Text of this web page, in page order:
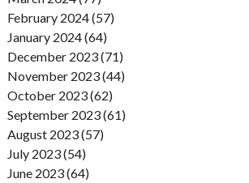
February 2024 (57)
January 2024 (64)
December 2023 (71)
November 2023 (44)
October 2023 (62)
September 2023 (61)
August 2023 (57)
July 2023 (54)
June 2023 (64)